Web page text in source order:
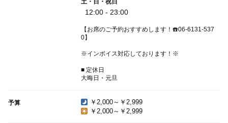
土・日・祝日
12:00 - 23:00
【お席のご予約おすすめします！☎️06-6131-537
0】
※インボイス対応しております！※
■ 定休日
大晦日・元旦
予算
￥2,000～￥2,999
￥2,000～￥2,999